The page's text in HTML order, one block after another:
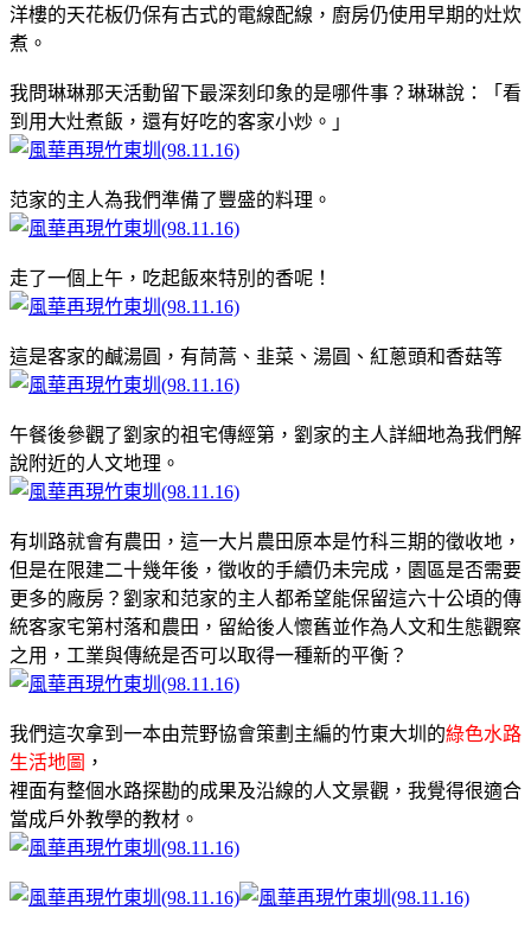
洋樓的天花板仍保有古式的電線配線，廚房仍使用早期的灶炊
煮。
我問琳琳那天活動留下最深刻印象的是哪件事？琳琳說：「看
到用大灶煮飯，還有好吃的客家小炒。」
范家的主人為我們準備了豐盛的料理。
走了一個上午，吃起飯來特別的香呢！
這是客家的鹹湯圓，有茼蒿、韭菜、湯圓、紅蔥頭和香菇等
午餐後參觀了劉家的祖宅傳經第，劉家的主人詳細地為我們解
說附近的人文地理。
有圳路就會有農田，這一大片農田原本是竹科三期的徵收地，
但是在限建二十幾年後，徵收的手續仍未完成，園區是否需要
更多的廠房？劉家和范家的主人都希望能保留這六十公頃的傳
統客家宅第村落和農田，留給後人懷舊並作為人文和生態觀察
之用，工業與傳統是否可以取得一種新的平衡？
我們這次拿到一本由荒野協會策劃主編的竹東大圳的綠色水路
生活地圖 ，
裡面有整個水路探勘的成果及沿線的人文景觀，我覺得很適合
當成戶外教學的教材。